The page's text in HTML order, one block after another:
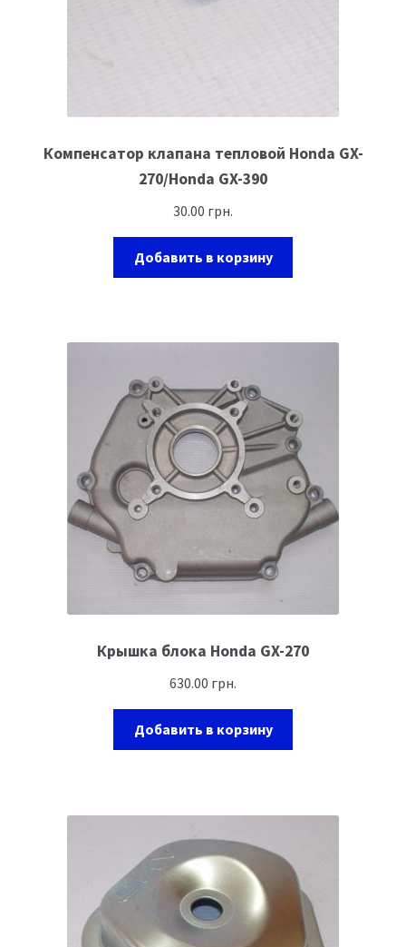
Компенсатор клапана тепловой Honda GX-
270/Honda GX-390
30.00 грн.
Добавить в корзину
Крышка блока Honda GX-270
630.00 грн.
Добавить в корзину